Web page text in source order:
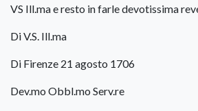
VS Ill.ma e resto in farle devotissima
Di V.S. Ill.ma
Di Firenze 21 agosto 1706
Dev.mo Obbl.mo Serv.re